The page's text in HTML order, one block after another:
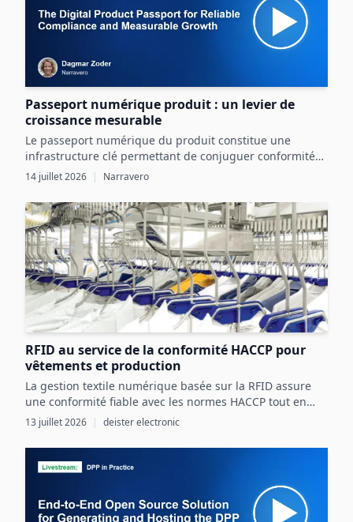
Passeport numérique produit : un levier de
croissance mesurable
Le passeport numérique du produit constitue une
infrastructure clé permettant de conjuguer conformité
réglementaire et transformation digitale pour une
croissance mesurable.
14 juillet 2026 | Narravero
RFID au service de la conformité HACCP pour
vêtements et production
La gestion textile numérique basée sur la RFID assure
une conformité fiable avec les normes HACCP tout en
optimisant les ressources et la sécurité dans les
processus agroalimentaires.
13 juillet 2026 | deister electronic